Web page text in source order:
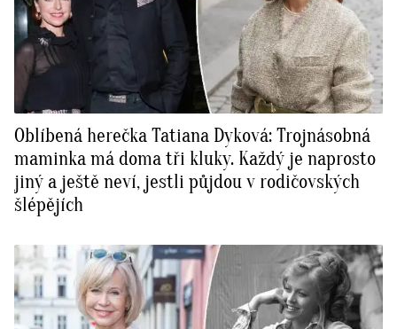
Oblíbená herečka Tatiana Dyková: Trojnásobná
maminka má doma tři kluky. Každý je naprosto
jiný a ještě neví, jestli půjdou v rodičovských
šlépějích